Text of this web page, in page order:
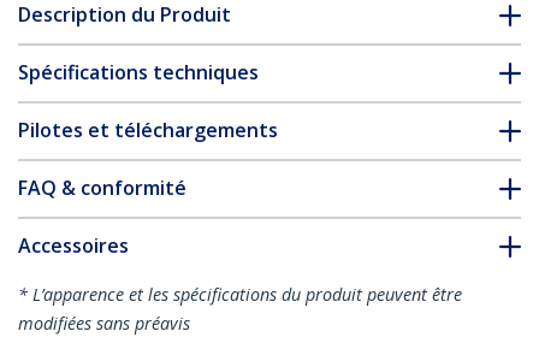
Description du Produit
Spécifications techniques
Pilotes et téléchargements
FAQ & conformité
Accessoires
* L’apparence et les spécifications du produit peuvent être
modifiées sans préavis